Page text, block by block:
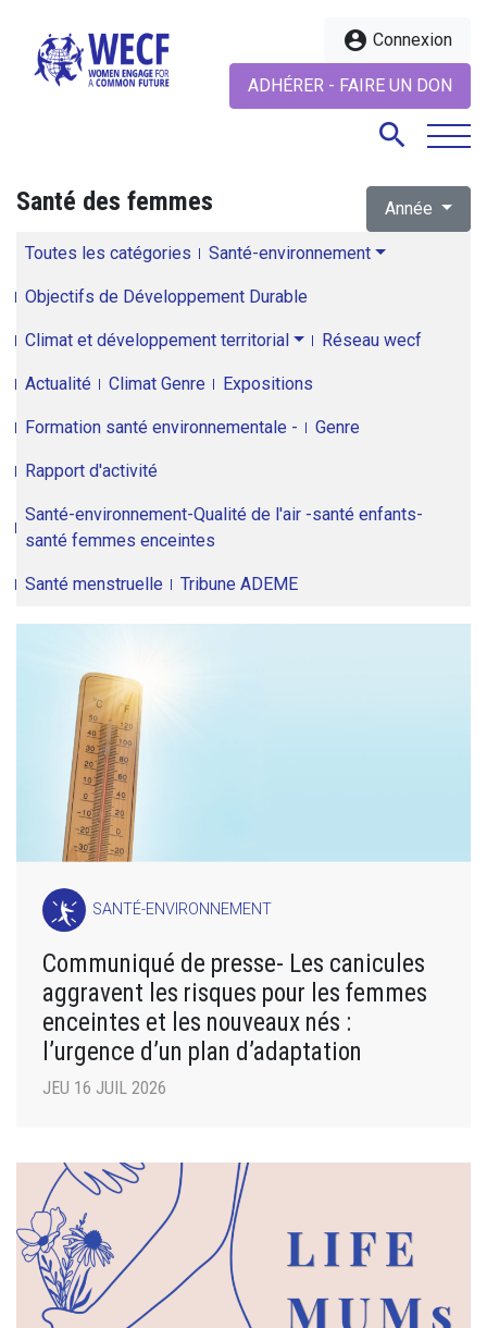
account_circle Connexion
ADHÉRER - FAIRE UN DON
search
Santé des femmes Année
Toutes les catégories Santé-environnement
Objectifs de Développement Durable
Climat et développement territorial Réseau wecf
Actualité Climat Genre Expositions
Formation santé environnementale - Genre
Rapport d'activité
Santé-environnement-Qualité de l'air -santé enfants-
santé femmes enceintes
Santé menstruelle Tribune ADEME
SANTÉ-ENVIRONNEMENT
Communiqué de presse- Les canicules
aggravent les risques pour les femmes
enceintes et les nouveaux nés :
l’urgence d’un plan d’adaptation
JEU 16 JUIL 2026